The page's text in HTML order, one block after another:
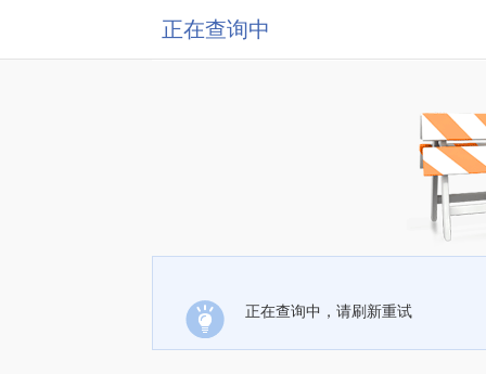
正在查询中
正在查询中，请刷新重试